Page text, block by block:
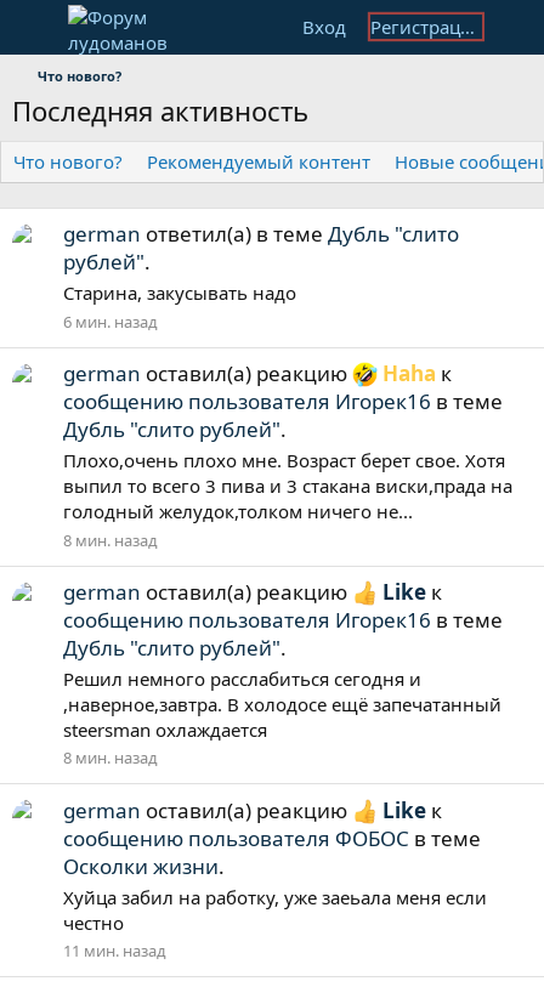
Вход Регистрация
Что нового?
Последняя активность
Что нового? Рекомендуемый контент Новые
german ответил(а) в теме Дубль "слито
рублей".
Старина, закусывать надо
6 мин. назад
german оставил(а) реакцию Haha к
сообщению пользователя Игорек16 в теме
Дубль "слито рублей".
Плохо,очень плохо мне. Возраст берет свое. Хотя
выпил то всего 3 пива и 3 стакана виски,прада на
голодный желудок,толком ничего не...
8 мин. назад
german оставил(а) реакцию Like к
сообщению пользователя Игорек16 в теме
Дубль "слито рублей".
Решил немного расслабиться сегодня и
,наверное,завтра. В холодосе ещё запечатанный
steersman охлаждается
8 мин. назад
german оставил(а) реакцию Like к
сообщению пользователя ФОБОС в теме
Осколки жизни.
Xуйца забил на работку, уже заеьала меня если
честно
11 мин. назад